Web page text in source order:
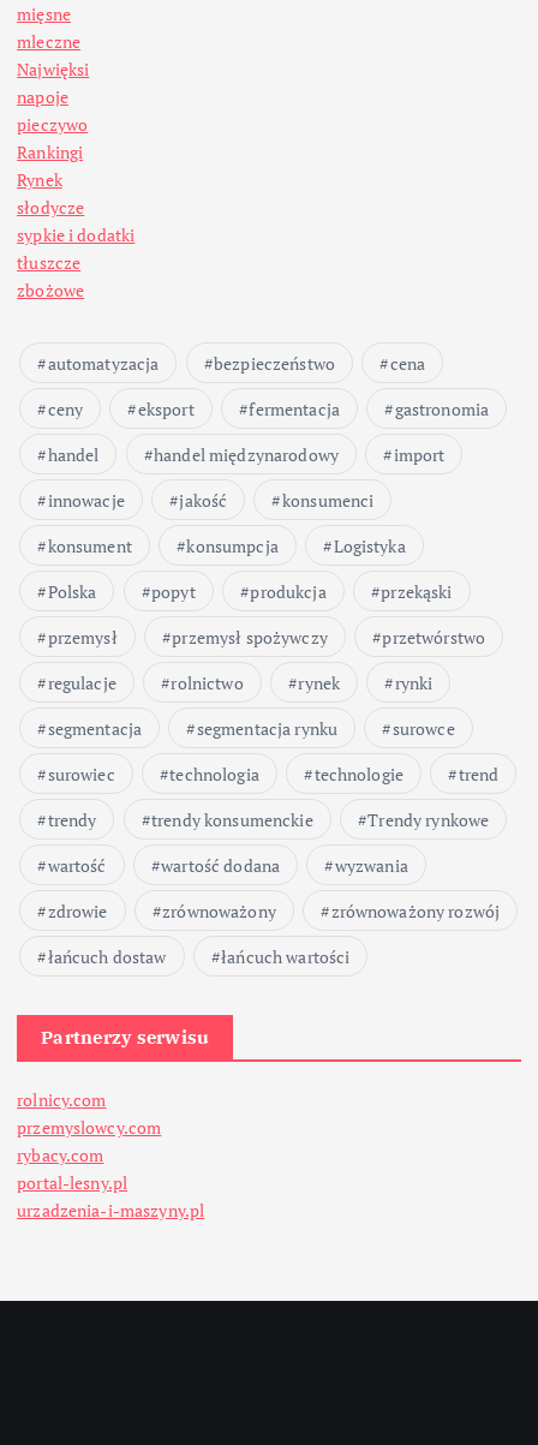
mięsne
mleczne
Najwięksi
napoje
pieczywo
Rankingi
Rynek
słodycze
sypkie i dodatki
tłuszcze
zbożowe
automatyzacja bezpieczeństwo
cena
ceny
eksport fermentacja
gastronomia
handel
handel międzynarodowy
import
innowacje
jakość
konsumenci
konsument
konsumpcja
Logistyka
Polska
popyt produkcja
przekąski
przemysł
przemysł spożywczy
przetwórstwo
regulacje
rolnictwo rynek
rynki
segmentacja
segmentacja rynku
surowce
surowiec
technologia technologie
trend
trendy
trendy konsumenckie
Trendy rynkowe
wartość
wartość dodana
wyzwania
zdrowie
zrównoważony
zrównoważony rozwój
łańcuch dostaw
łańcuch wartości
Partnerzy serwisu
rolnicy.com
przemyslowcy.com
rybacy.com
portal-lesny.pl
urzadzenia-i-maszyny.pl